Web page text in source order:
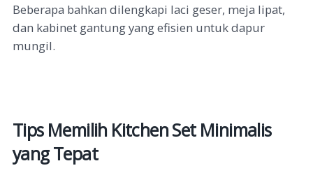
Beberapa bahkan dilengkapi laci geser, meja lipat,
dan kabinet gantung yang efisien untuk dapur
mungil.
Tips Memilih Kitchen Set Minimalis
yang Tepat